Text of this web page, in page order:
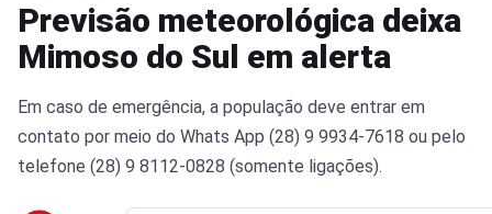
Previsão meteorológica deixa
Mimoso do Sul em alerta
Em caso de emergência, a população deve entrar em
contato por meio do Whats App (28) 9 9934-7618 ou pelo
telefone (28) 9 8112-0828 (somente ligações).